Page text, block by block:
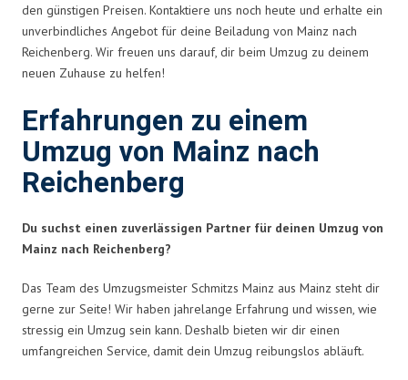
den günstigen Preisen. Kontaktiere uns noch heute und erhalte ein
unverbindliches Angebot für deine Beiladung von Mainz nach
Reichenberg. Wir freuen uns darauf, dir beim Umzug zu deinem
neuen Zuhause zu helfen!
Erfahrungen zu einem
Umzug von Mainz nach
Reichenberg
Du suchst einen zuverlässigen Partner für deinen Umzug von
Mainz nach Reichenberg?
Das Team des Umzugsmeister Schmitzs Mainz aus Mainz steht dir
gerne zur Seite! Wir haben jahrelange Erfahrung und wissen, wie
stressig ein Umzug sein kann. Deshalb bieten wir dir einen
umfangreichen Service, damit dein Umzug reibungslos abläuft.